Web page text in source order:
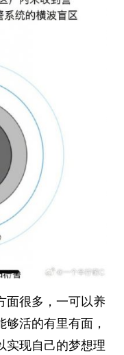
面很多，一可以养
活的有里有面，
实现自己的梦想理